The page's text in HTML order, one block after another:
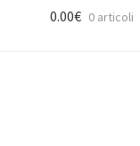
0.00€ 0 articoli